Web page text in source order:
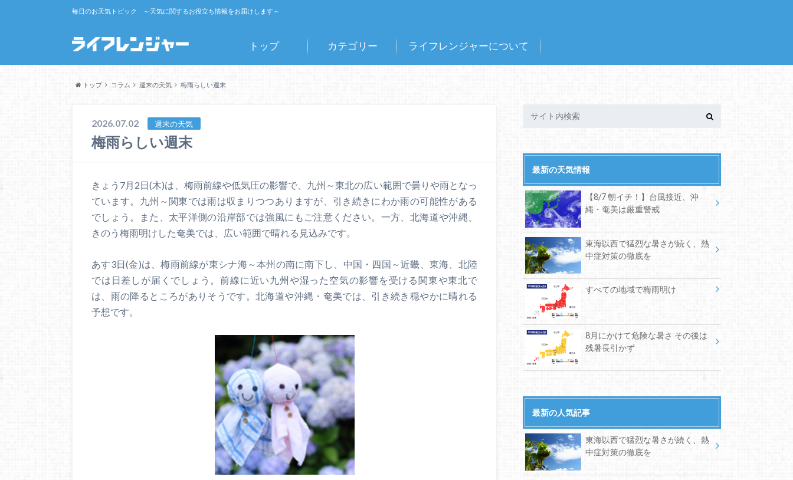
毎日のお天気トピック ～天気に関するお役立ち情報をお届けします～
トップ カテゴリー ライフレンジャーについて
トップ コラム 週末の天気 梅雨らしい週末
2026.07.02 週末の天気
梅雨らしい週末
きょう7月2日(木)は、梅雨前線や低気圧の影響で、九州～東北の広い範囲で曇りや雨となっ
ています。九州～関東では雨は収まりつつありますが、引き続きにわか雨の可能性がある
でしょう。また、太平洋側の沿岸部では強風にもご注意ください。一方、北海道や沖縄、
きのう梅雨明けした奄美では、広い範囲で晴れる見込みです。
あす3日(金)は、梅雨前線が東シナ海～本州の南に南下し、中国・四国～近畿、東海、北陸
では日差しが届くでしょう。前線に近い九州や湿った空気の影響を受ける関東や東北で
は、雨の降るところがありそうです。北海道や沖縄・奄美では、引き続き穏やかに晴れる
予想です。
最新の天気情報
【8/7 朝イチ！】台風接近、沖
縄・奄美は厳重警戒
東海以西で猛烈な暑さが続く、熱
中症対策の徹底を
すべての地域で梅雨明け
8月にかけて危険な暑さ その後は
残暑長引かず
最新の人気記事
東海以西で猛烈な暑さが続く、熱
中症対策の徹底を